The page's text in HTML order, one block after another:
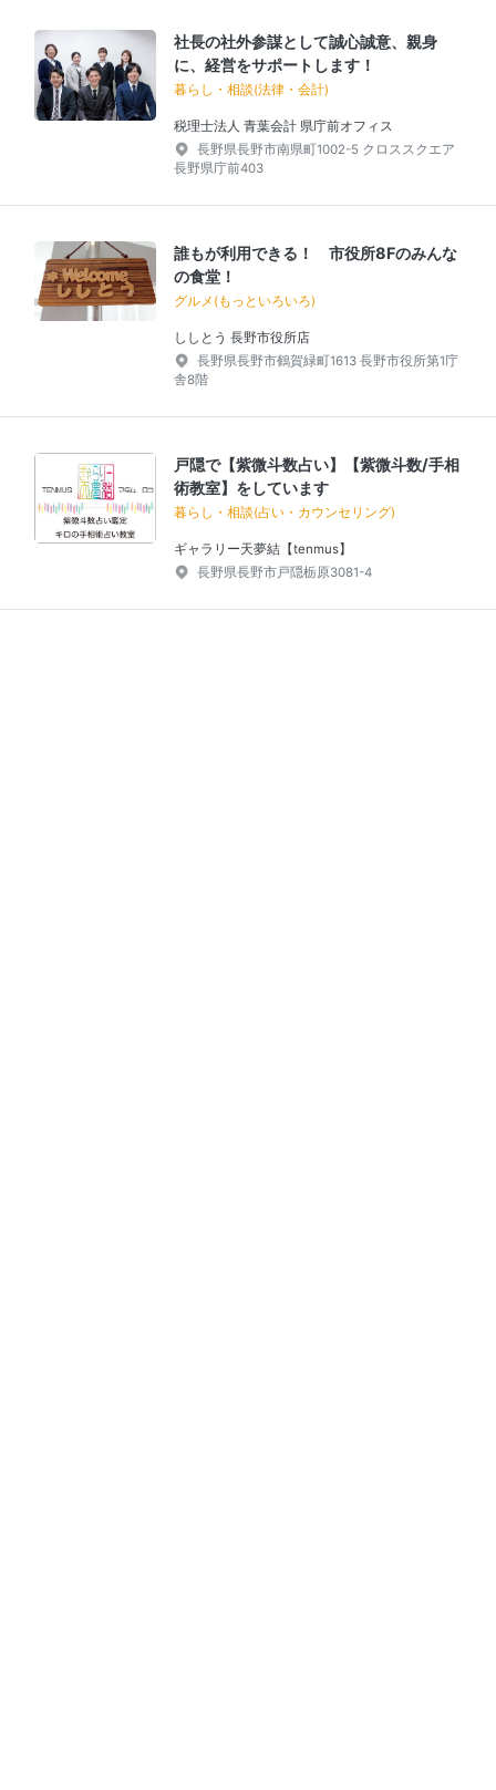
社長の社外参謀として誠心誠意、親身
に、経営をサポートします！
暮らし・相談(法律・会計)
税理士法人 青葉会計 県庁前オフィス
長野県長野市南県町1002-5 クロススクエア
長野県庁前403
誰もが利用できる！ 市役所8Fのみんな
の食堂！
グルメ(もっといろいろ)
ししとう 長野市役所店
長野県長野市鶴賀緑町1613 長野市役所第1庁
舎8階
戸隠で【紫微斗数占い】【紫微斗数/手相
術教室】をしています
暮らし・相談(占い・カウンセリング)
ギャラリー天夢結【tenmus】
長野県長野市戸隠栃原3081-4